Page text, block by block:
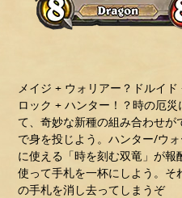
メイジ + ウォリアー？ドルイ
ロック + ハンター！？時の厄
て、奇妙な新種の組み合わせ
で身を投じよう。ハンター/ウ
に使える「時を刻む双竜」が
使って手札を一杯にしよう。
の手札を消し去ってしまうぞ